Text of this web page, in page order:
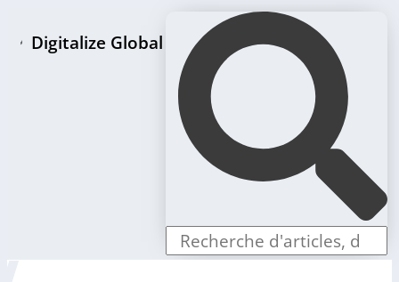
Digitalize Global